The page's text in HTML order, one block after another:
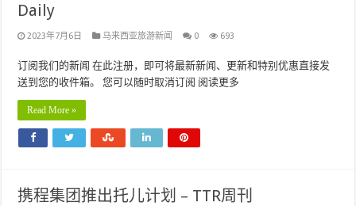
Daily
2023年7月6日 马来西亚旅游新闻 0 693
订阅我们的新闻 在此注册，即可将最新新闻、更新和特别优惠直接发
送到您的收件箱。 您可以随时取消订阅 阅读更多
Read More »
携程集团推出托儿计划 – TTR周刊